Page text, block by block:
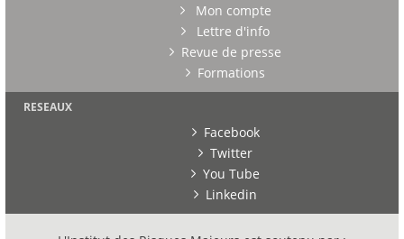
Mon compte
Lettre d'info
Revue de presse
Formations
RESEAUX
Facebook
Twitter
You Tube
Linkedin